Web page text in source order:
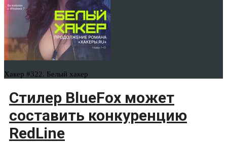
Хакер #322. Белый хакер
Стилер BlueFox может
составить конкуренцию
RedLine